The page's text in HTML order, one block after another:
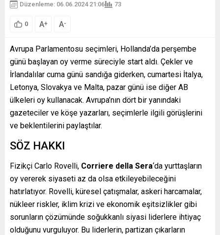
Düzenleme: 06.06.2024 21:06
73
0 A+ A-
Avrupa Parlamentosu seçimleri, Hollanda’da perşembe
günü başlayan oy verme süreciyle start aldı. Çekler ve
İrlandalılar cuma günü sandığa giderken, cumartesi İtalya,
Letonya, Slovakya ve Malta, pazar günü ise diğer AB
ülkeleri oy kullanacak. Avrupa’nın dört bir yanındaki
gazeteciler ve köşe yazarları, seçimlerle ilgili görüşlerini
ve beklentilerini paylaştılar.
SÖZ HAKKI
Fizikçi Carlo Rovelli, Corriere della Sera‘da yurttaşların
oy vererek siyaseti az da olsa etkileyebileceğini
hatırlatıyor. Rovelli, küresel çatışmalar, askeri harcamalar,
nükleer riskler, iklim krizi ve ekonomik eşitsizlikler gibi
sorunların çözümünde soğukkanlı siyasi liderlere ihtiyaç
olduğunu vurguluyor. Bu liderlerin, partizan çıkarların